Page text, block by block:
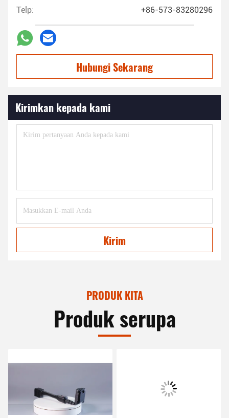
Telp: +86-573-83280296
Hubungi Sekarang
Kirimkan kepada kami
Kirim
PRODUK KITA
Produk serupa